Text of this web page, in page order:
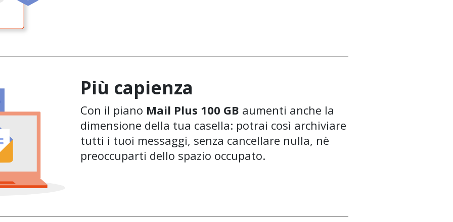
Più capienza
Con il piano Mail Plus 100 GB aumenti anche la
dimensione della tua casella: potrai così archiviare
tutti i tuoi messaggi, senza cancellare nulla, nè
preoccuparti dello spazio occupato.